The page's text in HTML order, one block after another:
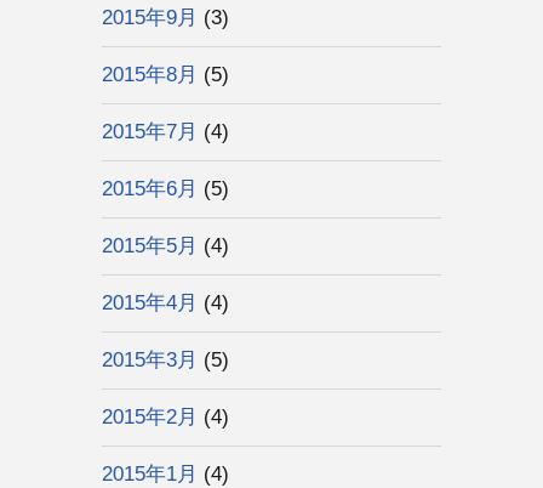
2015年9月 (3)
2015年8月 (5)
2015年7月 (4)
2015年6月 (5)
2015年5月 (4)
2015年4月 (4)
2015年3月 (5)
2015年2月 (4)
2015年1月 (4)